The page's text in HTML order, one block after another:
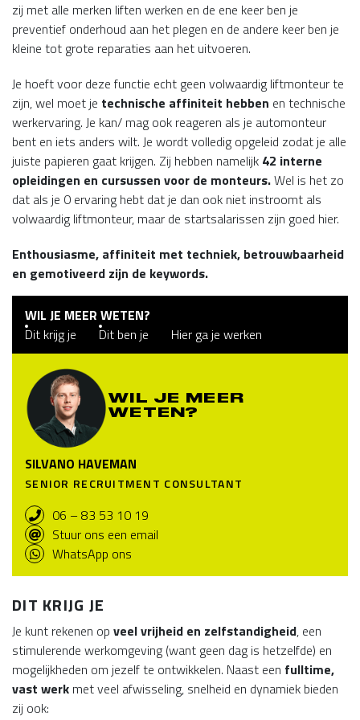
zij met alle merken liften werken en de ene keer ben je
preventief onderhoud aan het plegen en de andere keer ben je
kleine tot grote reparaties aan het uitvoeren.
Je hoeft voor deze functie echt geen volwaardig liftmonteur te
zijn, wel moet je technische affiniteit hebben en technische
werkervaring. Je kan/ mag ook reageren als je automonteur
bent en iets anders wilt. Je wordt volledig opgeleid zodat je alle
juiste papieren gaat krijgen. Zij hebben namelijk 42 interne
opleidingen en cursussen voor de monteurs.Wel is het zo
dat als je 0 ervaring hebt dat je dan ook niet instroomt als
volwaardig liftmonteur, maar de startsalarissen zijn goed hier.
Enthousiasme, affiniteit met techniek, betrouwbaarheid
en gemotiveerd zijn de keywords.
WIL JE MEER WETEN?
Dit krijg je
Dit ben je Hier ga je werken
WIL JE MEER
WETEN?
SILVANO HAVEMAN
SENIOR RECRUITMENT CONSULTANT
06 – 83 53 10 19
Stuur ons een email
WhatsApp ons
DIT KRIJG JE
Je kunt rekenen op veel vrijheid en zelfstandigheid, een
stimulerende werkomgeving (want geen dag is hetzelfde) en
mogelijkheden om jezelf te ontwikkelen. Naast een fulltime,
vast werk met veel afwisseling, snelheid en dynamiek bieden
zij ook: